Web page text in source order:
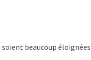
beaucoup